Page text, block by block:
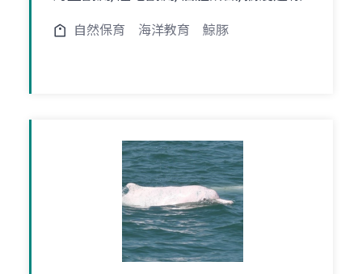
自然保育 海洋教育 鯨豚